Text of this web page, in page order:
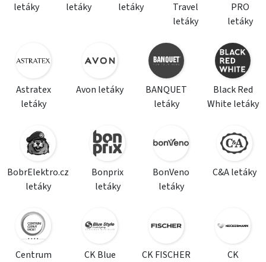
letáky
letáky
letáky
Travel
letáky
PRO
letáky
Astratex
letáky
Avon letáky
BANQUET
letáky
Black Red
White letáky
BobrElektro.cz
letáky
Bonprix
letáky
BonVeno
letáky
C&A letáky
Centrum
CK Blue
CK FISCHER
CK